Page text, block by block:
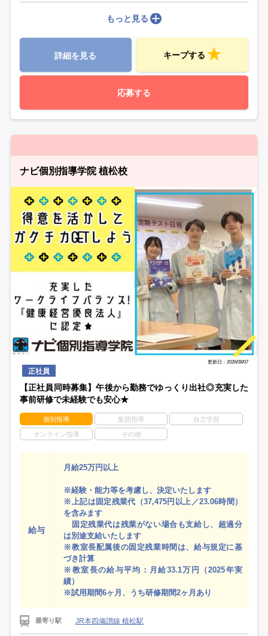
もっと見る
詳細を見る キープする
応募する
ナビ個別指導学院 植松校
更新日：2026/08/07
正社員
【正社員同時募集】午後から勤務でゆっくり出社◎充実した
事前研修で未経験でも安心★
個別指導 集団指導 自立学習
オンライン指導 その他
給与
月給25万円以上
※経験・能力等を考慮し、決定いたします
※上記は固定残業代（37,475円以上／23.06時間）
を含みます
固定残業代は残業がない場合も支給し、超過分
は別途支給いたします
※教室長配属後の固定残業時間は、給与規定に基
づき計算
※教室長の給与平均：月給33.1万円（2025年実
績）
※試用期間6ヶ月、うち研修期間2ヶ月あり
最寄り駅 JR本四備讃線 植松駅